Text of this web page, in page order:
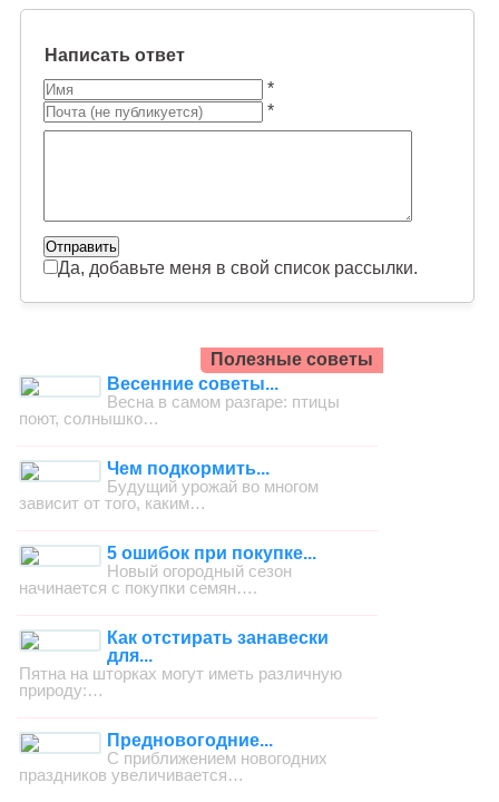
Написать ответ
*
*
Да, добавьте меня в свой список рассылки.
Полезные советы
Весенние советы...
Весна в самом разгаре: птицы
поют, солнышко…
Чем подкормить...
Будущий урожай во многом
зависит от того, каким…
5 ошибок при покупке...
Новый огородный сезон
начинается с покупки семян….
Как отстирать занавески
для...
Пятна на шторках могут иметь различную
природу:…
Предновогодние...
С приближением новогодних
праздников увеличивается…